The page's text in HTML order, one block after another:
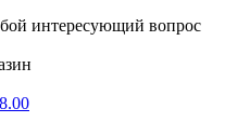
интересующий вопрос